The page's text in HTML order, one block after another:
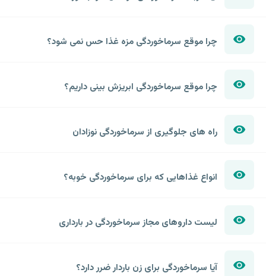
چرا موقع سرماخوردگی مزه غذا حس نمی شود؟
چرا موقع سرماخوردگی ابریزش بینی داریم؟
راه های جلوگیری از سرماخوردگی نوزادان
انواع غذاهایی که برای سرماخوردگی خوبه؟
لیست داروهای مجاز سرماخوردگی در بارداری
آیا سرماخوردگی برای زن باردار ضرر دارد؟